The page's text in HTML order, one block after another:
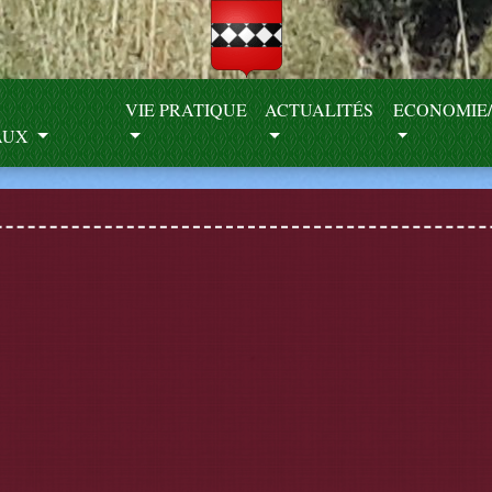
VIE PRATIQUE ACTUALITÉS